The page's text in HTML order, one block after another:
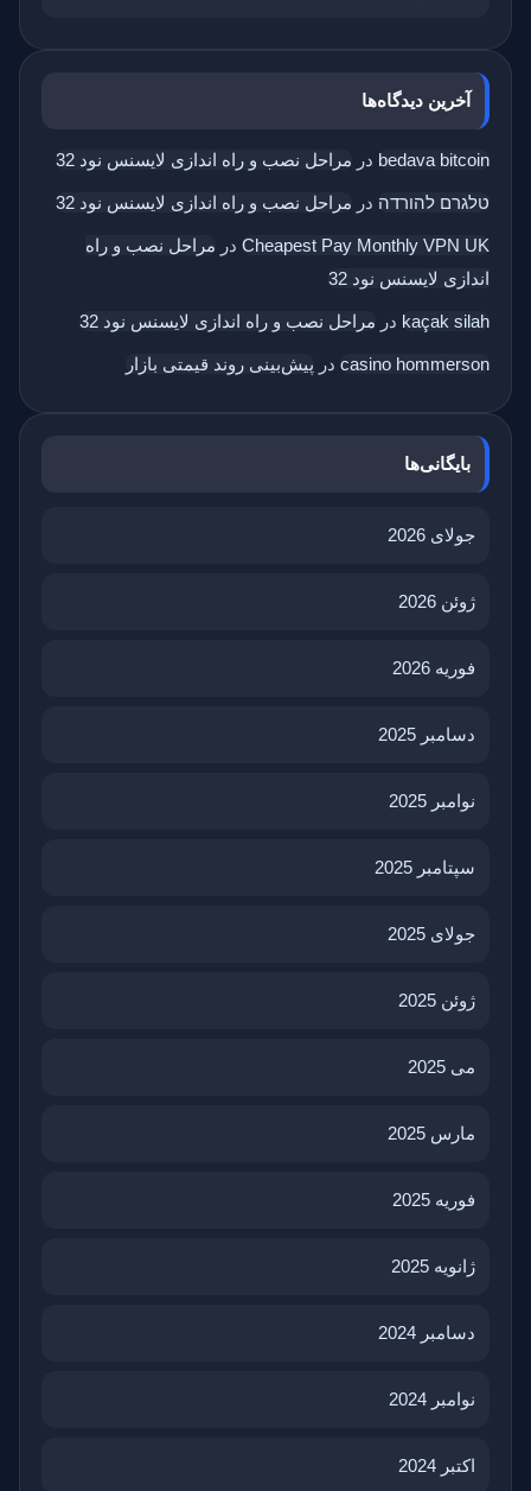
آخرین دیدگاه‌ها
bedava bitcoin در مراحل نصب و راه اندازی لایسنس نود 32
טלגרם להורדה در مراحل نصب و راه اندازی لایسنس نود 32
Cheapest Pay Monthly VPN UK در مراحل نصب و راه
اندازی لایسنس نود 32
kaçak silah در مراحل نصب و راه اندازی لایسنس نود 32
casino hommerson در پیش‌بینی روند قیمتی بازار
بایگانی‌ها
جولای 2026
ژوئن 2026
فوریه 2026
دسامبر 2025
نوامبر 2025
سپتامبر 2025
جولای 2025
ژوئن 2025
می 2025
مارس 2025
فوریه 2025
ژانویه 2025
دسامبر 2024
نوامبر 2024
اکتبر 2024